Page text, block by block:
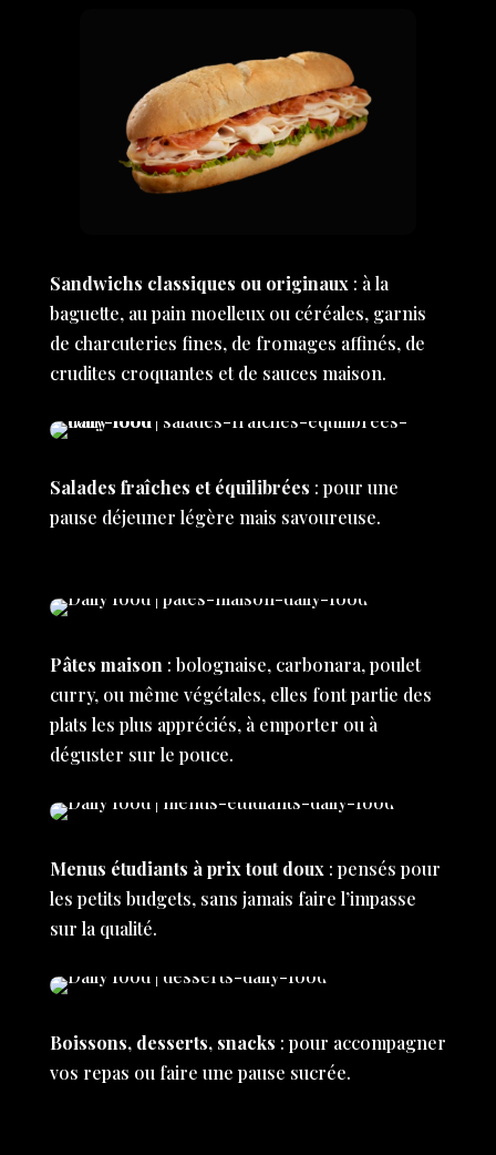
Sandwichs classiques ou originaux : à la
baguette, au pain moelleux ou céréales, garnis
de charcuteries fines, de fromages affinés, de
crudites croquantes et de sauces maison.
Salades fraîches et équilibrées : pour une
pause déjeuner légère mais savoureuse.
Pâtes maison : bolognaise, carbonara, poulet
curry, ou même végétales, elles font partie des
plats les plus appréciés, à emporter ou à
déguster sur le pouce.
Menus étudiants à prix tout doux : pensés pour
les petits budgets, sans jamais faire l’impasse
sur la qualité.
Boissons, desserts, snacks : pour accompagner
vos repas ou faire une pause sucrée.